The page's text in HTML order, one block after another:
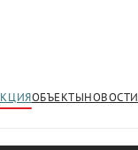
ОБЪЕКТЫНОВОСТИ